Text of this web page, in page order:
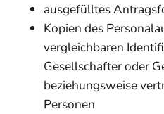
ausgefülltes
Kopien des
vergleichbaren
Gesellschafter oder
beziehungsweise
Personen